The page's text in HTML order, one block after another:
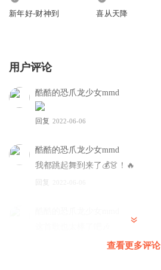
征不罢！
万物 万怒 万般渡
众生如是
相声亦如是
从一个包袱，到一曲唱段
三打白骨，不征不罢
新年好-财神到 喜从天降
用户评论
酷酷的恐爪龙少女mmd
回复 2022-06-06
酷酷的恐爪龙少女mmd
我都跳起舞到来了💰👗！🔥
回复
查看更多评论